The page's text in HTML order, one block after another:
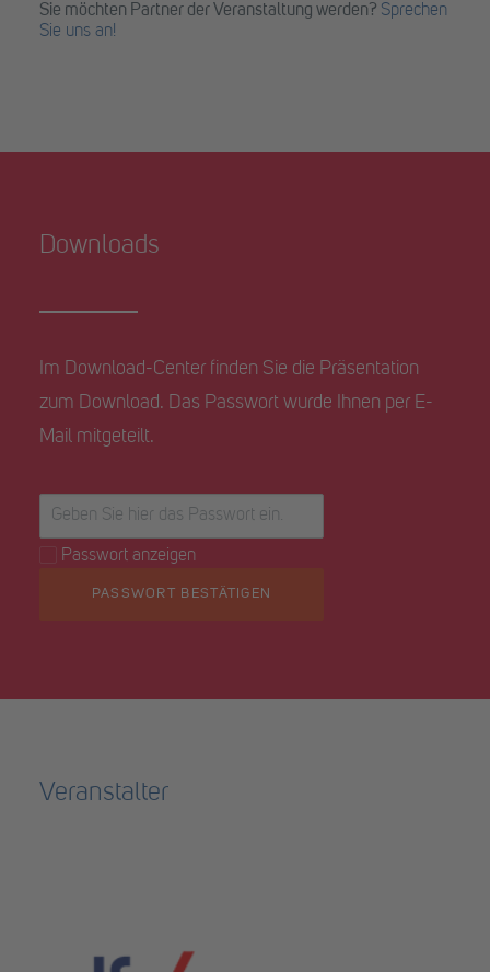
Sie möchten Partner der Veranstaltung werden? Sprechen
Sie uns an!
Downloads
Im Download-Center finden Sie die Präsentation
zum Download. Das Passwort wurde Ihnen per E-
Mail mitgeteilt.
Passwort anzeigen
PASSWORT BESTÄTIGEN
Veranstalter